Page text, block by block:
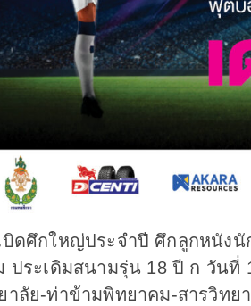
บิดศึกใหญ่ประจำปี ศึกลูกหนังนั
ประเดิมสนามรุ่น 18 ปี ก วัน
าลัย-ท่าข้ามพิทยาคม-สารวิท